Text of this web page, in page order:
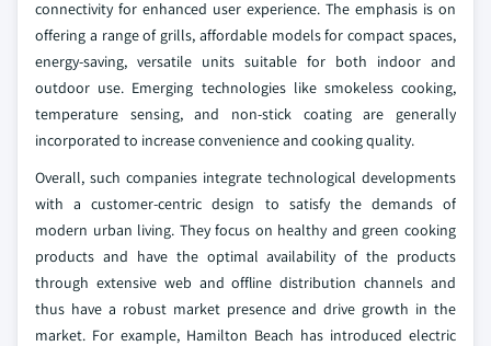
connectivity for enhanced user experience. The emphasis is on
offering a range of grills, affordable models for compact spaces,
energy-saving, versatile units suitable for both indoor and
outdoor use. Emerging technologies like smokeless cooking,
temperature sensing, and non-stick coating are generally
incorporated to increase convenience and cooking quality.
Overall, such companies integrate technological developments
with a customer-centric design to satisfy the demands of
modern urban living. They focus on healthy and green cooking
products and have the optimal availability of the products
through extensive web and offline distribution channels and
thus have a robust market presence and drive growth in the
market. For example, Hamilton Beach has introduced electric